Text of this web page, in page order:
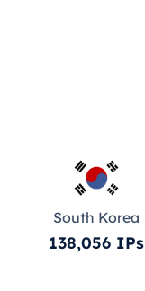
South Korea
138,056 IPs